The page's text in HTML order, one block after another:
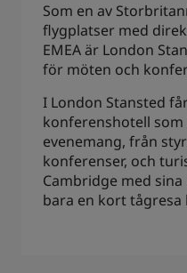
Närstående företag i
Kunlun
Som en av
flygplatser med
EMEA är London
för möten och
I London Stansted
konferenshotell
evenemang, från
konferenser, och
Cambridge med
bara en kort tågresa